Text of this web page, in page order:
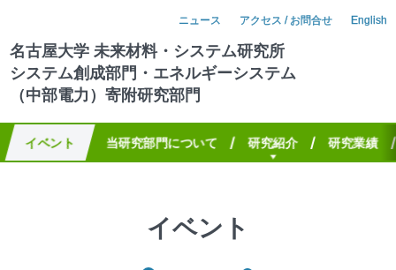
ニュース アクセス / お問合せ English
名古屋大学 未来材料・ システム研究所
システム創成部門 ・ エネルギーシステム
（中部電力） 寄附研究部門
イベント 当研究部門について 研究紹介 研究業績
イベント